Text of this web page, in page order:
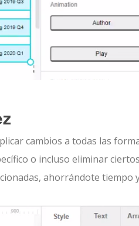
cambios a todas las
o incluso eliminar
ahorrándote tiempo